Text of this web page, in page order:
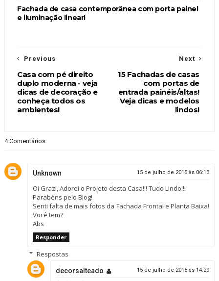
Fachada de casa contemporânea com porta painel
e iluminação linear!
Next
15 Fachadas de casas
com portas de
entrada painéis/altas!
Veja dicas e modelos
lindos!
Previous
Casa com pé direito
duplo moderna - veja
dicas de decoração e
conheça todos os
ambientes!
4 Comentários:
Unknown 15 de julho de 2015 às 06:13
Oi Grazi, Adorei o Projeto desta Casa!!! Tudo Lindo!!!
Parabéns pelo Blog!
Senti falta de mais fotos da Fachada Frontal e Planta Baixa!
Você tem?
Abs
Responder
Respostas
decorsalteado 15 de julho de 2015 às 14:29